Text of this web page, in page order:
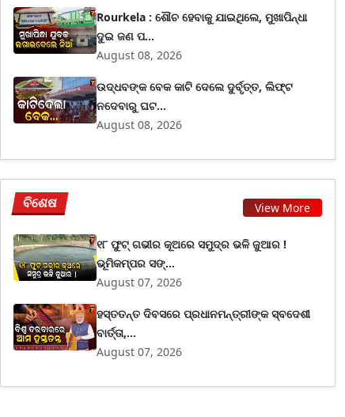
Rourkela : ଶୌଚ ହେବାକୁ ଯାଇଥିଲେ, ମୁଖାପିନ୍ଧା
ଦୁଇ ଜଣ ପ...
August 08, 2026
ଉଦ୍ଧବଙ୍କ ବେକ କାଟି ଦେଲେ ଦୁର୍ବୃତ୍ତ, ଲିଫ୍ଟ
ନଦେବାରୁ ଘଟ...
August 08, 2026
ବିଶେଷ View More
୧୮ ଫୁଟ୍ ଗଭୀର କୂଅରେ ସମୁଦ୍ର ଭଳି ଜୁଆର !
ଭୂମିକମ୍ପର ସଙ୍...
August 07, 2026
ହସ୍ତତନ୍ତ ଦିବସରେ ପ୍ରଧାନମନ୍ତ୍ରୀଙ୍କ ସ୍ବଦେଶୀ
ବାର୍ତ୍ତା,...
August 07, 2026